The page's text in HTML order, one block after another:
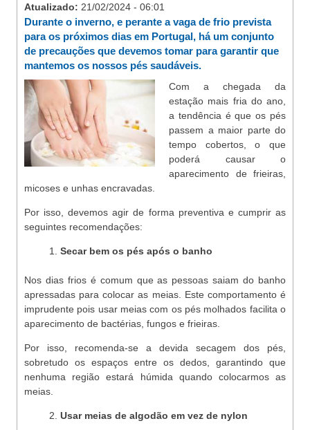
Atualizado: 21/02/2024 - 06:01
Durante o inverno, e perante a vaga de frio prevista
para os próximos dias em Portugal, há um conjunto
de precauções que devemos tomar para garantir que
mantemos os nossos pés saudáveis.
Com a chegada da
estação mais fria do ano,
a tendência é que os pés
passem a maior parte do
tempo cobertos, o que
poderá causar o
aparecimento de frieiras,
micoses e unhas encravadas.
Por isso, devemos agir de forma preventiva e cumprir as
seguintes recomendações:
Secar bem os pés após o banho
Nos dias frios é comum que as pessoas saiam do banho
apressadas para colocar as meias. Este comportamento é
imprudente pois usar meias com os pés molhados facilita o
aparecimento de bactérias, fungos e frieiras.
Por isso, recomenda-se a devida secagem dos pés,
sobretudo os espaços entre os dedos, garantindo que
nenhuma região estará húmida quando colocarmos as
meias.
Usar meias de algodão em vez de nylon